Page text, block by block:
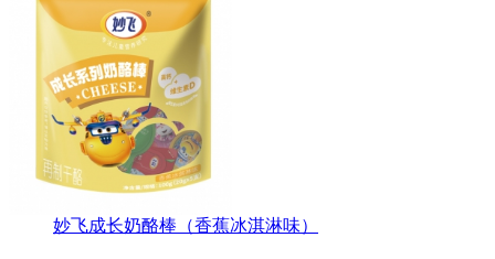
妙飞成长奶酪棒（香蕉冰淇淋味）